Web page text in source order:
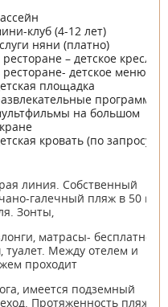
клуб (4-12 лет)
няни (платно)
ресторане – детское кресло
ресторане- детское меню
площадка
программы
на большом
кровать (по запросу)
линия. Собственный
галечный пляж в 50 м от
Зонты,
матрасы- бесплатно,
туалет. Между отелем и
проходит
имеется подземный
Протяженность пляжа -